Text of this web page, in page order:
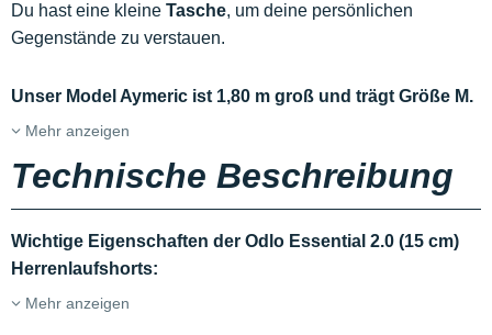
Du hast eine kleine Tasche, um deine persönlichen
Gegenstände zu verstauen.
Unser Model Aymeric ist 1,80 m groß und trägt Größe M.
Mehr anzeigen
Technische Beschreibung
Wichtige Eigenschaften der Odlo Essential 2.0 (15 cm)
Herrenlaufshorts:
Mehr anzeigen